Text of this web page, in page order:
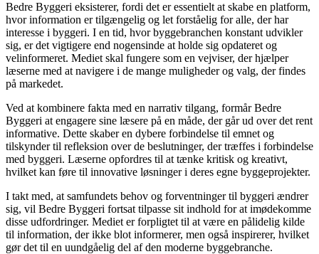
Bedre Byggeri eksisterer, fordi det er essentielt at skabe en platform,
hvor information er tilgængelig og let forståelig for alle, der har
interesse i byggeri. I en tid, hvor byggebranchen konstant udvikler
sig, er det vigtigere end nogensinde at holde sig opdateret og
velinformeret. Mediet skal fungere som en vejviser, der hjælper
læserne med at navigere i de mange muligheder og valg, der findes
på markedet.
Ved at kombinere fakta med en narrativ tilgang, formår Bedre
Byggeri at engagere sine læsere på en måde, der går ud over det rent
informative. Dette skaber en dybere forbindelse til emnet og
tilskynder til refleksion over de beslutninger, der træffes i forbindelse
med byggeri. Læserne opfordres til at tænke kritisk og kreativt,
hvilket kan føre til innovative løsninger i deres egne byggeprojekter.
I takt med, at samfundets behov og forventninger til byggeri ændrer
sig, vil Bedre Byggeri fortsat tilpasse sit indhold for at imødekomme
disse udfordringer. Mediet er forpligtet til at være en pålidelig kilde
til information, der ikke blot informerer, men også inspirerer, hvilket
gør det til en uundgåelig del af den moderne byggebranche.